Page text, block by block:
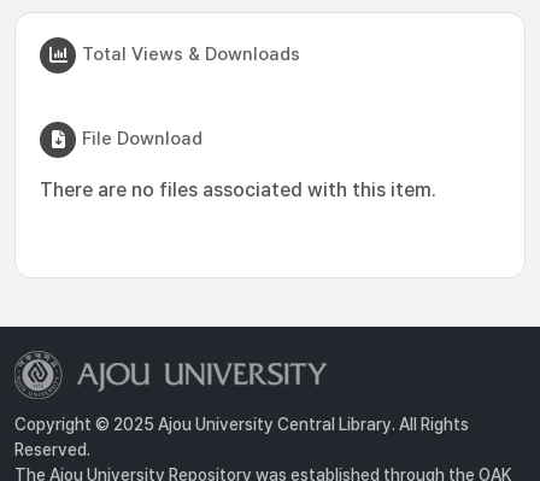
Total Views & Downloads
File Download
There are no files associated with this item.
Copyright © 2025 Ajou University Central Library. All Rights
Reserved.
The Ajou University Repository was established through the OAK